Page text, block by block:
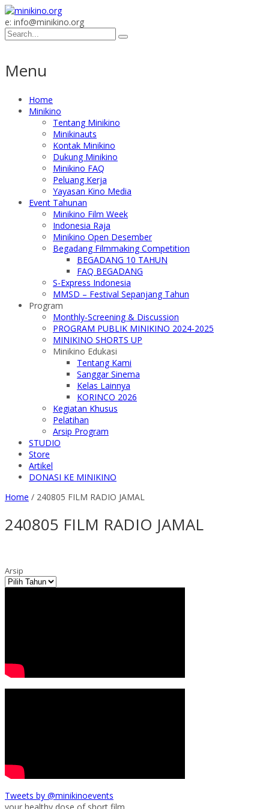
e: info@minikino.org
Menu
Home
Minikino
Tentang Minikino
Minikinauts
Kontak Minikino
Dukung Minikino
Minikino FAQ
Peluang Kerja
Yayasan Kino Media
Event Tahunan
Minikino Film Week
Indonesia Raja
Minikino Open Desember
Begadang Filmmaking Competition
BEGADANG 10 TAHUN
FAQ BEGADANG
S-Express Indonesia
MMSD – Festival Sepanjang Tahun
Program
Monthly-Screening & Discussion
PROGRAM PUBLIK MINIKINO 2024-2025
MINIKINO SHORTS UP
Minikino Edukasi
Tentang Kami
Sanggar Sinema
Kelas Lainnya
KORINCO 2026
Kegiatan Khusus
Pelatihan
Arsip Program
STUDIO
Store
Artikel
DONASI KE MINIKINO
Home / 240805 FILM RADIO JAMAL
240805 FILM RADIO JAMAL
Arsip
Tweets by @minikinoevents